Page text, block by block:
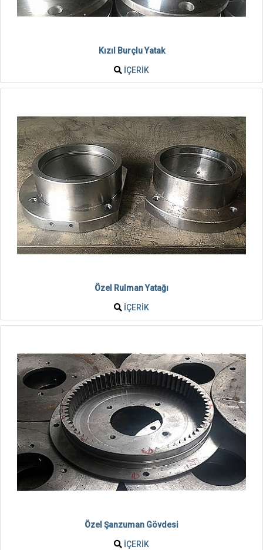
Kızıl Burçlu Yatak
İÇERIK
Özel Rulman Yatağı
İÇERIK
Özel Şanzuman Gövdesi
İÇERIK